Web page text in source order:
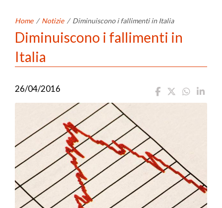
Home / Notizie / Diminuiscono i fallimenti in Italia
Diminuiscono i fallimenti in
Italia
26/04/2016